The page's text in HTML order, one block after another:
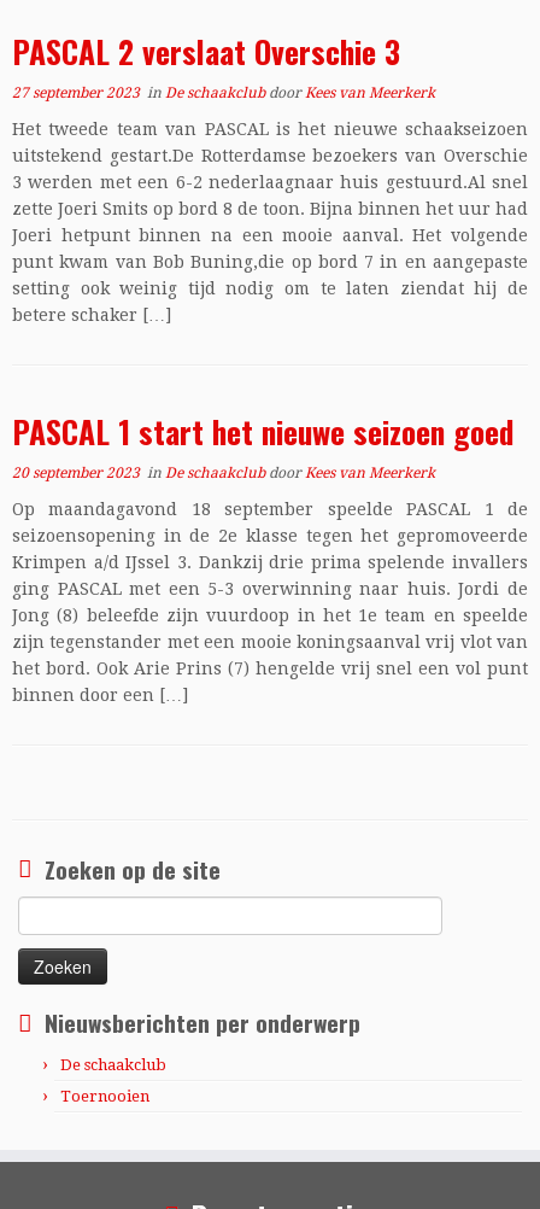
PASCAL 2 verslaat Overschie 3
27 september 2023in De schaakclub doorKees van Meerkerk
Het tweede team van PASCAL is het nieuwe schaakseizoen
uitstekend gestart.De Rotterdamse bezoekers van Overschie
3 werden met een 6-2 nederlaagnaar huis gestuurd.Al snel
zette Joeri Smits op bord 8 de toon. Bijna binnen het uur had
Joeri hetpunt binnen na een mooie aanval. Het volgende
punt kwam van Bob Buning,die op bord 7 in en aangepaste
setting ook weinig tijd nodig om te laten ziendat hij de
betere schaker […]
PASCAL 1 start het nieuwe seizoen goed
20 september 2023in De schaakclub doorKees van Meerkerk
Op maandagavond 18 september speelde PASCAL 1 de
seizoensopening in de 2e klasse tegen het gepromoveerde
Krimpen a/d IJssel 3. Dankzij drie prima spelende invallers
ging PASCAL met een 5-3 overwinning naar huis. Jordi de
Jong (8) beleefde zijn vuurdoop in het 1e team en speelde
zijn tegenstander met een mooie koningsaanval vrij vlot van
het bord. Ook Arie Prins (7) hengelde vrij snel een vol punt
binnen door een […]
Zoeken op de site
naar:
Nieuwsberichten per onderwerp
De schaakclub
Toernooien